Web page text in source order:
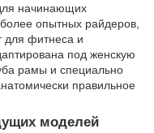
начинающих
опытных райдеров,
для фитнеса и
под женскую
рамы и специально
правильное
моделей